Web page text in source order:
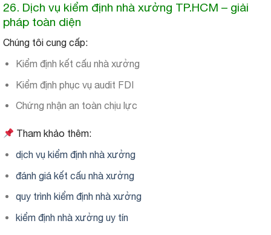
26. Dịch vụ kiểm định nhà xưởng TP.HCM – giải
pháp toàn diện
Chúng tôi cung cấp:
Kiểm định kết cấu nhà xưởng
Kiểm định phục vụ audit FDI
Chứng nhận an toàn chịu lực
Tham khảo thêm:
dịch vụ kiểm định nhà xưởng
đánh giá kết cấu nhà xưởng
quy trình kiểm định nhà xưởng
kiểm định nhà xưởng uy tín